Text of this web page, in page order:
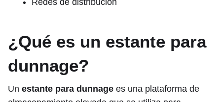
Redes de distribución
¿Qué es un estante para
dunnage?
Un estante para dunnage es una plataforma de